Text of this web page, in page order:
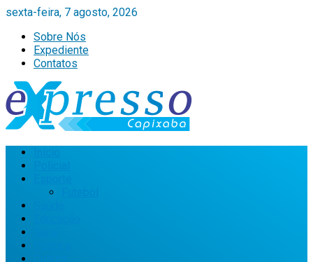
sexta-feira, 7 agosto, 2026
Sobre Nós
Expediente
Contatos